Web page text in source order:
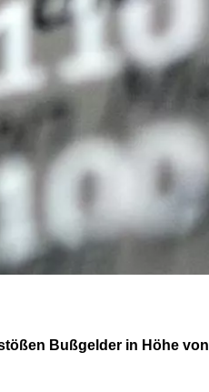
Bußgelder in Höhe von